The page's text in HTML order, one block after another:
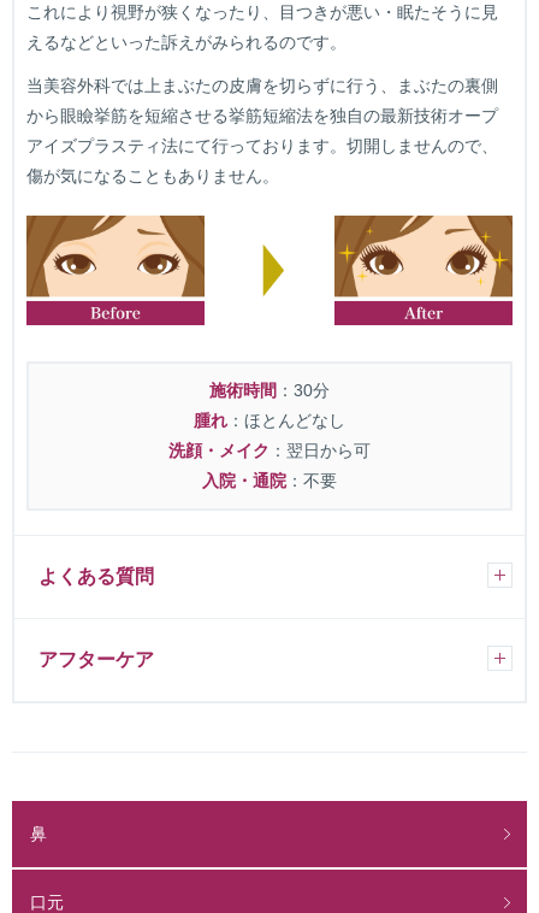
これにより視野が狭くなったり、目つきが悪い・眠たそうに見
えるなどといった訴えがみられるのです。
当美容外科では上まぶたの皮膚を切らずに行う、まぶたの裏側
から眼瞼挙筋を短縮させる挙筋短縮法を独自の最新技術オープ
アイズプラスティ法にて行っております。切開しませんので、
傷が気になることもありません。
施術時間 ：30分
腫れ ：ほとんどなし
洗顔・メイク ：翌日から可
入院・通院 ：不要
よくある質問
アフターケア
鼻
口元